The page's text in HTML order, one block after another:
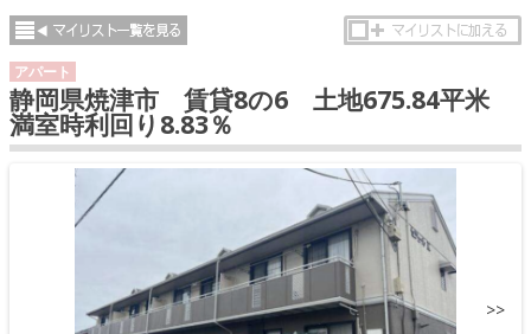
アパート
静岡県焼津市 賃貸8の6 土地675.84平米
満室時利回り8.83％
>>